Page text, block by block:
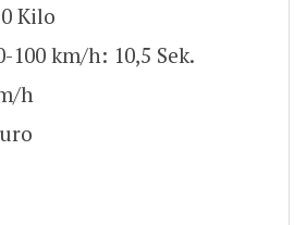
Kilo
km/h: 10,5 Sek.
h